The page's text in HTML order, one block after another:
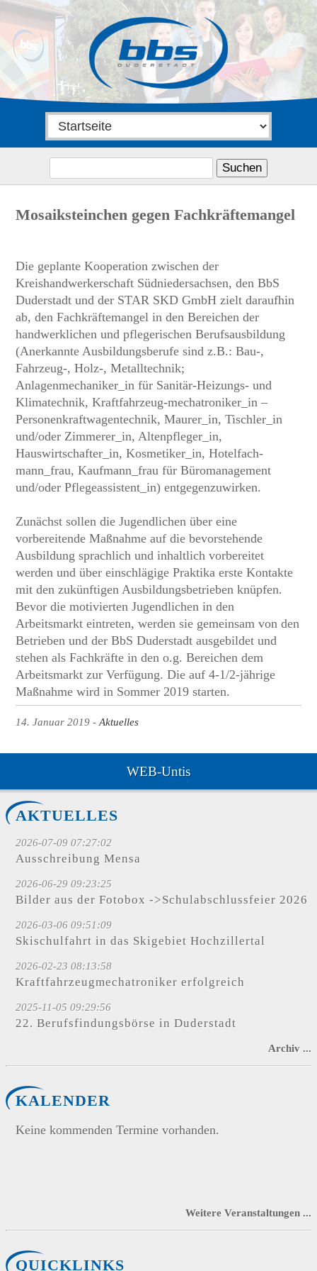
Suchen
Mosaiksteinchen gegen Fachkräftemangel
Die geplante Kooperation zwischen der
Kreishandwerkerschaft Südniedersachsen, den BbS
Duderstadt und der STAR SKD GmbH zielt daraufhin
ab, den Fachkräftemangel in den Bereichen der
handwerklichen und pflegerischen Berufsausbildung
(Anerkannte Ausbildungsberufe sind z.B.: Bau-,
Fahrzeug-, Holz-, Metalltechnik;
Anlagenmechaniker_in für Sanitär-Heizungs- und
Klimatechnik, Kraftfahrzeug-mechatroniker_in –
Personenkraftwagentechnik, Maurer_in, Tischler_in
und/oder Zimmerer_in, Altenpfleger_in,
Hauswirtschafter_in, Kosmetiker_in, Hotelfach-
mann_frau, Kaufmann_frau für Büromanagement
und/oder Pflegeassistent_in) entgegenzuwirken.
Zunächst sollen die Jugendlichen über eine
vorbereitende Maßnahme auf die bevorstehende
Ausbildung sprachlich und inhaltlich vorbereitet
werden und über einschlägige Praktika erste Kontakte
mit den zukünftigen Ausbildungsbetrieben knüpfen.
Bevor die motivierten Jugendlichen in den
Arbeitsmarkt eintreten, werden sie gemeinsam von den
Betrieben und der BbS Duderstadt ausgebildet und
stehen als Fachkräfte in den o.g. Bereichen dem
Arbeitsmarkt zur Verfügung. Die auf 4-1/2-jährige
Maßnahme wird in Sommer 2019 starten.
14. Januar 2019 Aktuelles
WEB-Untis
AKTUELLES
2026-07-09 07:27:02
Ausschreibung Mensa
2026-06-29 09:23:25
Bilder aus der Fotobox ->Schulabschlussfeier 2026
2026-03-06 09:51:09
Skischulfahrt in das Skigebiet Hochzillertal
2026-02-23 08:13:58
Kraftfahrzeugmechatroniker erfolgreich
2025-11-05 09:29:56
22. Berufsfindungsbörse in Duderstadt
Archiv ...
KALENDER
Keine kommenden Termine vorhanden.
Weitere Veranstaltungen ...
QUICKLINKS